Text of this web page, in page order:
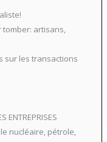
tomber: artisans,
sur les transactions
ENTREPRISES
le nucléaire, pétrole,